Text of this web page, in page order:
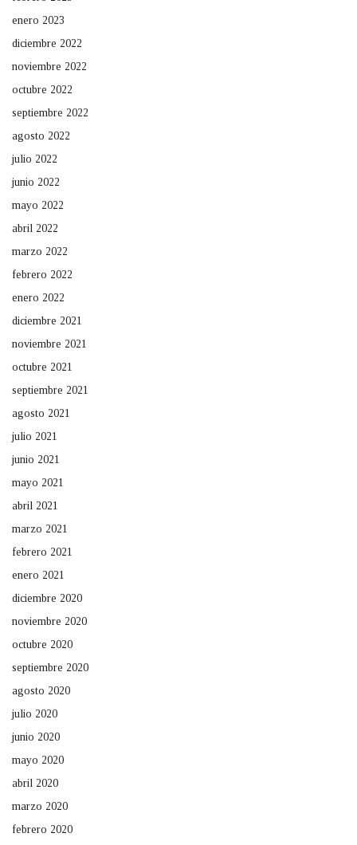
enero 2023
diciembre 2022
noviembre 2022
octubre 2022
septiembre 2022
agosto 2022
julio 2022
junio 2022
mayo 2022
abril 2022
marzo 2022
febrero 2022
enero 2022
diciembre 2021
noviembre 2021
octubre 2021
septiembre 2021
agosto 2021
julio 2021
junio 2021
mayo 2021
abril 2021
marzo 2021
febrero 2021
enero 2021
diciembre 2020
noviembre 2020
octubre 2020
septiembre 2020
agosto 2020
julio 2020
junio 2020
mayo 2020
abril 2020
marzo 2020
febrero 2020